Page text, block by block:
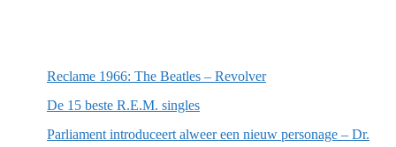
Reclame 1966: The Beatles – Revolver
De 15 beste R.E.M. singles
Parliament introduceert alweer een nieuw personage – Dr.